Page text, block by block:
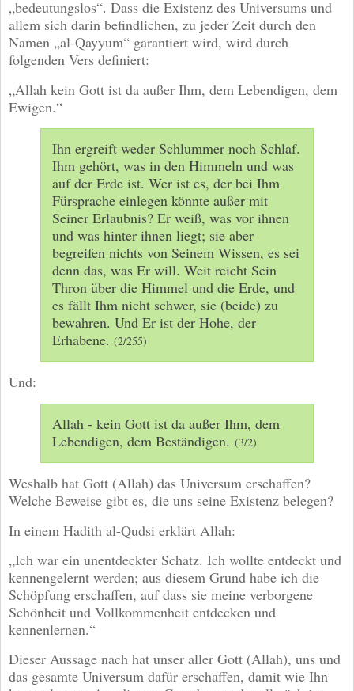
„bedeutungslos“. Dass die Existenz des Universums und
allem sich darin befindlichen, zu jeder Zeit durch den
Namen „al-Qayyum“ garantiert wird, wird durch
folgenden Vers definiert:
„Allah kein Gott ist da außer Ihm, dem Lebendigen, dem
Ewigen.“
Ihn ergreift weder Schlummer noch Schlaf.
Ihm gehört, was in den Himmeln und was
auf der Erde ist. Wer ist es, der bei Ihm
Fürsprache einlegen könnte außer mit
Seiner Erlaubnis? Er weiß, was vor ihnen
und was hinter ihnen liegt; sie aber
begreifen nichts von Seinem Wissen, es sei
denn das, was Er will. Weit reicht Sein
Thron über die Himmel und die Erde, und
es fällt Ihm nicht schwer, sie (beide) zu
bewahren. Und Er ist der Hohe, der
Erhabene. (2/255)
Und:
Allah - kein Gott ist da außer Ihm, dem
Lebendigen, dem Beständigen. (3/2)
Weshalb hat Gott (Allah) das Universum erschaffen?
Welche Beweise gibt es, die uns seine Existenz belegen?
In einem Hadith al-Qudsi erklärt Allah:
„Ich war ein unentdeckter Schatz. Ich wollte entdeckt und
kennengelernt werden; aus diesem Grund habe ich die
Schöpfung erschaffen, auf dass sie meine verborgene
Schönheit und Vollkommenheit entdecken und
kennenlernen.“
Dieser Aussage nach hat unser aller Gott (Allah), uns und
das gesamte Universum dafür erschaffen, damit wie Ihn